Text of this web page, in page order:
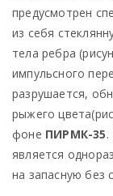
предусмотрен
из себя
тела ребра
импульсного
разрушается,
рыжего
фоне ПИРМК-35
является
на запасную без